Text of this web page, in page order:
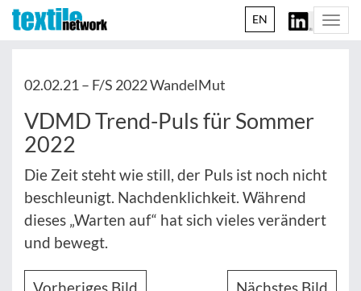
EN
02.02.21 – F/S 2022 WandelMut
VDMD Trend-Puls für Sommer
2022
Die Zeit steht wie still, der Puls ist noch nicht
beschleunigt. Nachdenklichkeit. Während
dieses „Warten auf“ hat sich vieles verändert
und bewegt.